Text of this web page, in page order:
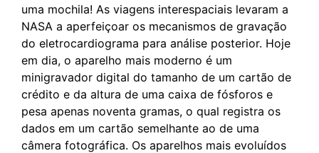
uma mochila! As viagens interespaciais levaram a
NASA a aperfeiçoar os mecanismos de gravação
do eletrocardiograma para análise posterior. Hoje
em dia, o aparelho mais moderno é um
minigravador digital do tamanho de um cartão de
crédito e da altura de uma caixa de fósforos e
pesa apenas noventa gramas, o qual registra os
dados em um cartão semelhante ao de uma
câmera fotográfica. Os aparelhos mais evoluídos